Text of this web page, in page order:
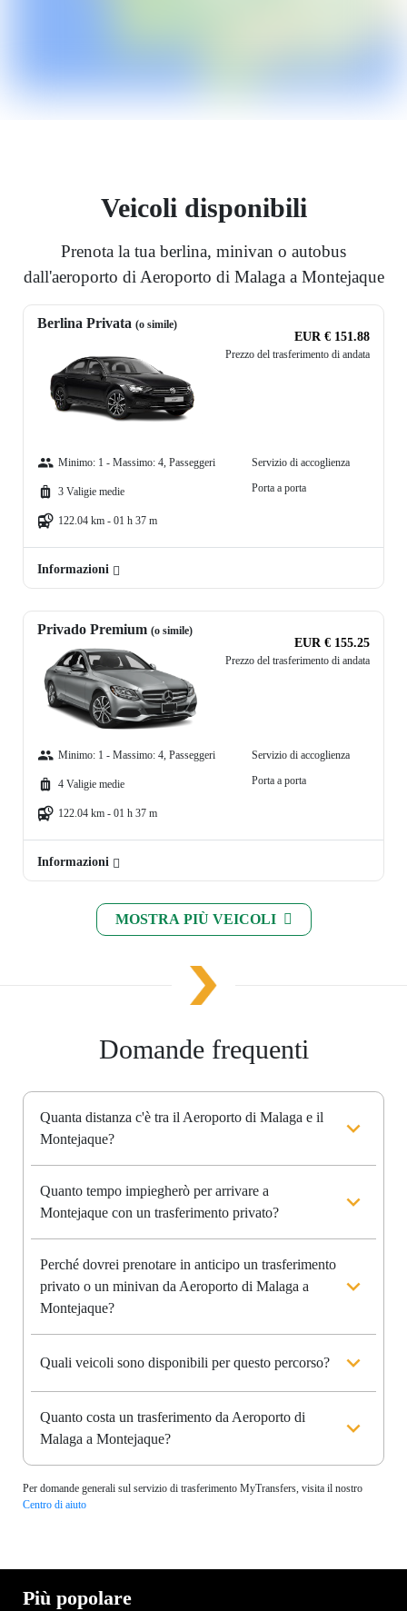
Veicoli disponibili
Prenota la tua berlina, minivan o autobus
dall'aeroporto di Aeroporto di Malaga a Montejaque
Berlina Privata (o simile)
EUR € 151.88
Prezzo del trasferimento di andata
Minimo: 1 - Massimo: 4, Passeggeri
3 Valigie medie
122.04 km - 01 h 37 m
Servizio di accoglienza
Porta a porta
Informazioni
Privado Premium (o simile)
EUR € 155.25
Prezzo del trasferimento di andata
Minimo: 1 - Massimo: 4, Passeggeri
4 Valigie medie
122.04 km - 01 h 37 m
Servizio di accoglienza
Porta a porta
Informazioni
MOSTRA PIÙ VEICOLI
Domande frequenti
Quanta distanza c'è tra il Aeroporto di Malaga e il
Montejaque?
Quanto tempo impiegherò per arrivare a
Montejaque con un trasferimento privato?
Perché dovrei prenotare in anticipo un trasferimento
privato o un minivan da Aeroporto di Malaga a
Montejaque?
Quali veicoli sono disponibili per questo percorso?
Quanto costa un trasferimento da Aeroporto di
Malaga a Montejaque?
Per domande generali sul servizio di trasferimento MyTransfers, visita il nostro
Centro di aiuto
Più popolare